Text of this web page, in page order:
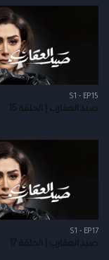
S1 - EP15
صيد العقارب | الحلقة 15
S1 - EP17
صيد العقارب | الحلقة 17